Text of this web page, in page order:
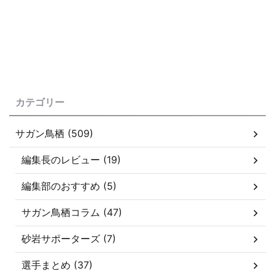
カテゴリー
サガン鳥栖 (509)
編集長のレビュー (19)
編集部のおすすめ (5)
サガン鳥栖コラム (47)
砂岩サポーターズ (7)
選手まとめ (37)